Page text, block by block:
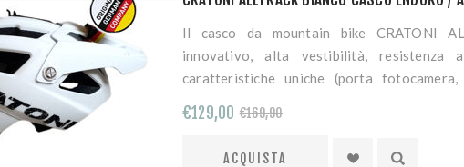
Il casco da mountain bike CRATONI
innovativo, alta vestibilità,
caratteristiche uniche (porta
una facile maneggevolezza e una
€129,00 €169,90